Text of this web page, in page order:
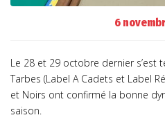
6
Le 28 et 29 octobre dernier s’est
Tarbes (Label A Cadets et Label
et Noirs ont confirmé la bonne
saison.